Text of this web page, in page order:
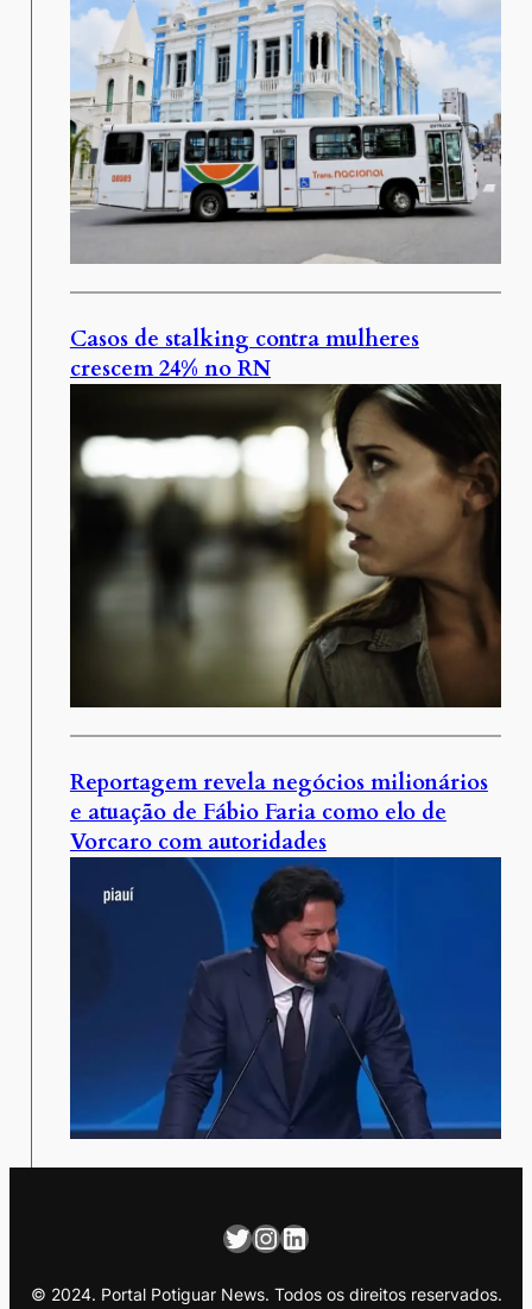
Casos de stalking contra mulheres
crescem 24% no RN
Reportagem revela negócios milionários
e atuação de Fábio Faria como elo de
Vorcaro com autoridades
Twitter
Instagram
LinkedIn
© 2024. Portal Potiguar News. Todos os direitos reservados.